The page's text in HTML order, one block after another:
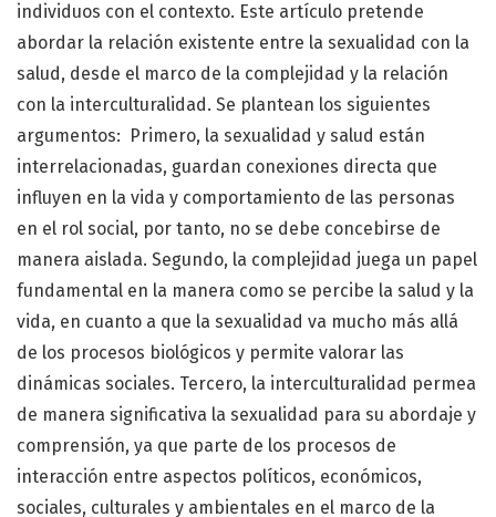
individuos con el contexto. Este artículo pretende
abordar la relación existente entre la sexualidad con la
salud, desde el marco de la complejidad y la relación
con la interculturalidad. Se plantean los siguientes
argumentos: Primero, la sexualidad y salud están
interrelacionadas, guardan conexiones directa que
influyen en la vida y comportamiento de las personas
en el rol social, por tanto, no se debe concebirse de
manera aislada. Segundo, la complejidad juega un papel
fundamental en la manera como se percibe la salud y la
vida, en cuanto a que la sexualidad va mucho más allá
de los procesos biológicos y permite valorar las
dinámicas sociales. Tercero, la interculturalidad permea
de manera significativa la sexualidad para su abordaje y
comprensión, ya que parte de los procesos de
interacción entre aspectos políticos, económicos,
sociales, culturales y ambientales en el marco de la